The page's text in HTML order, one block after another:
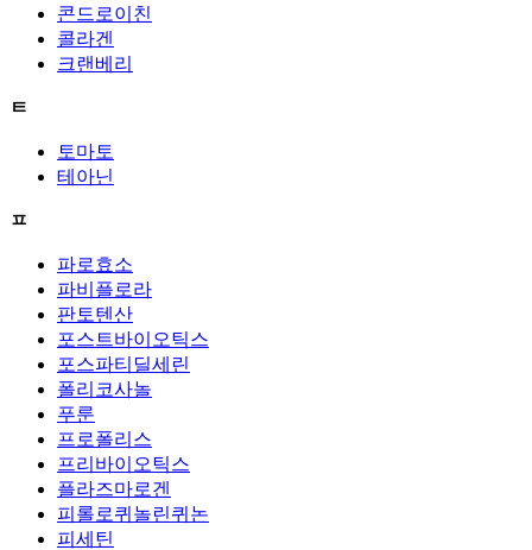
콘드로이친
콜라겐
크랜베리
ㅌ
토마토
테아닌
ㅍ
파로효소
파비플로라
판토텐산
포스트바이오틱스
포스파티딜세린
폴리코사놀
푸룬
프로폴리스
프리바이오틱스
플라즈마로겐
피롤로퀴놀린퀴논
피세틴